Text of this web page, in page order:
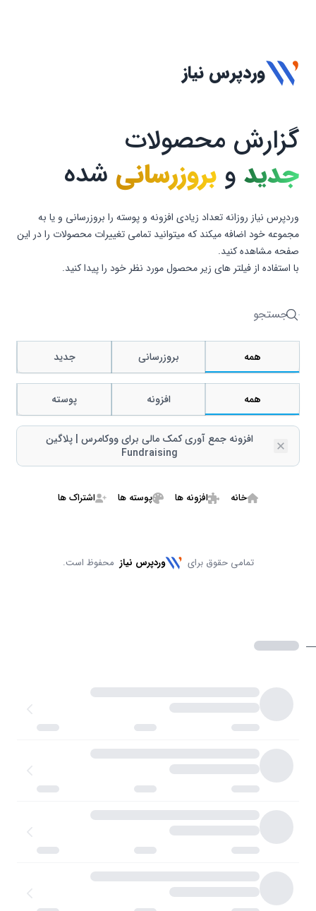
وردپرس نیاز
گزارش محصولات
جدید و بروزرسانی شده
وردپرس نیاز روزانه تعداد زیادی افزونه و پوسته را بروزرسانی و یا به
مجموعه خود اضافه میکند که میتوانید تمامی تغییرات محصولات را در این
صفحه مشاهده کنید.
با استفاده از فیلتر های زیر محصول مورد نظر خود را پیدا کنید.
جستجو
همه بروزرسانی جدید
همه افزونه پوسته
Removeافزونه جمع آوری کمک مالی برای ووکامرس | پلاگین
Fundraising
خانه افزونه ها پوسته ها اشتراک ها
تمامی حقوق برای وردپرس نیاز محفوظ است.